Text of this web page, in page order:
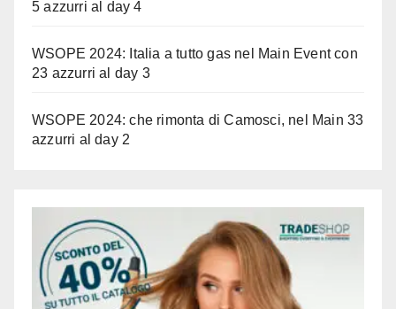
5 azzurri al day 4
WSOPE 2024: Italia a tutto gas nel Main Event con
23 azzurri al day 3
WSOPE 2024: che rimonta di Camosci, nel Main 33
azzurri al day 2